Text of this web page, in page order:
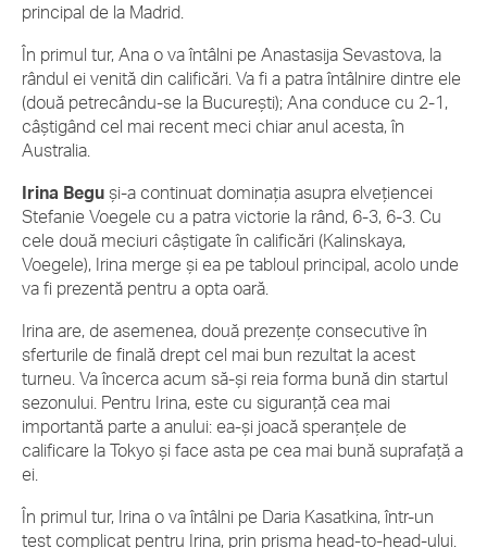
principal de la Madrid.
În primul tur, Ana o va întâlni pe Anastasija Sevastova, la
rândul ei venită din calificări. Va fi a patra întâlnire dintre ele
(două petrecându-se la București); Ana conduce cu 2-1,
câștigând cel mai recent meci chiar anul acesta, în
Australia.
Irina Begu și-a continuat dominația asupra elvețiencei
Stefanie Voegele cu a patra victorie la rând, 6-3, 6-3. Cu
cele două meciuri câștigate în calificări (Kalinskaya,
Voegele), Irina merge și ea pe tabloul principal, acolo unde
va fi prezentă pentru a opta oară.
Irina are, de asemenea, două prezențe consecutive în
sferturile de finală drept cel mai bun rezultat la acest
turneu. Va încerca acum să-și reia forma bună din startul
sezonului. Pentru Irina, este cu siguranță cea mai
importantă parte a anului: ea-și joacă speranțele de
calificare la Tokyo și face asta pe cea mai bună suprafață a
ei.
În primul tur, Irina o va întâlni pe Daria Kasatkina, într-un
test complicat pentru Irina, prin prisma head-to-head-ului.